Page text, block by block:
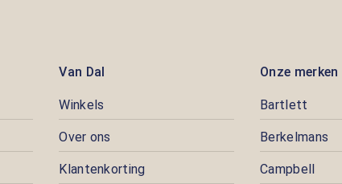
Van Dal
Winkels
Over ons
Klantenkorting
Onze merken
Bartlett
Berkelmans
Campbell